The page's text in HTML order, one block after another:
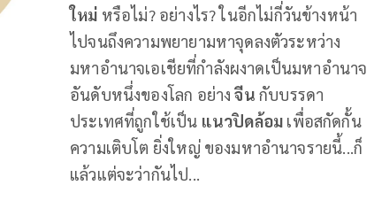
ใหม่ หรือไม่? อย่างไร? ในอีกไม่กี่วันข้างหน้า
ไปจนถึงความพยายามหาจุดลงตัวระหว่าง
มหาอำนาจเอเชียที่กำลังผงาดเป็นมหาอำนาจ
อันดับหนึ่งของโลก อย่างจีน กับบรรดา
ประเทศที่ถูกใช้เป็น แนวปิดล้อม เพื่อสกัดกั้น
ความเติบโต ยิ่งใหญ่ ของมหาอำนาจรายนี้...ก็
แล้วแต่จะว่ากันไป...